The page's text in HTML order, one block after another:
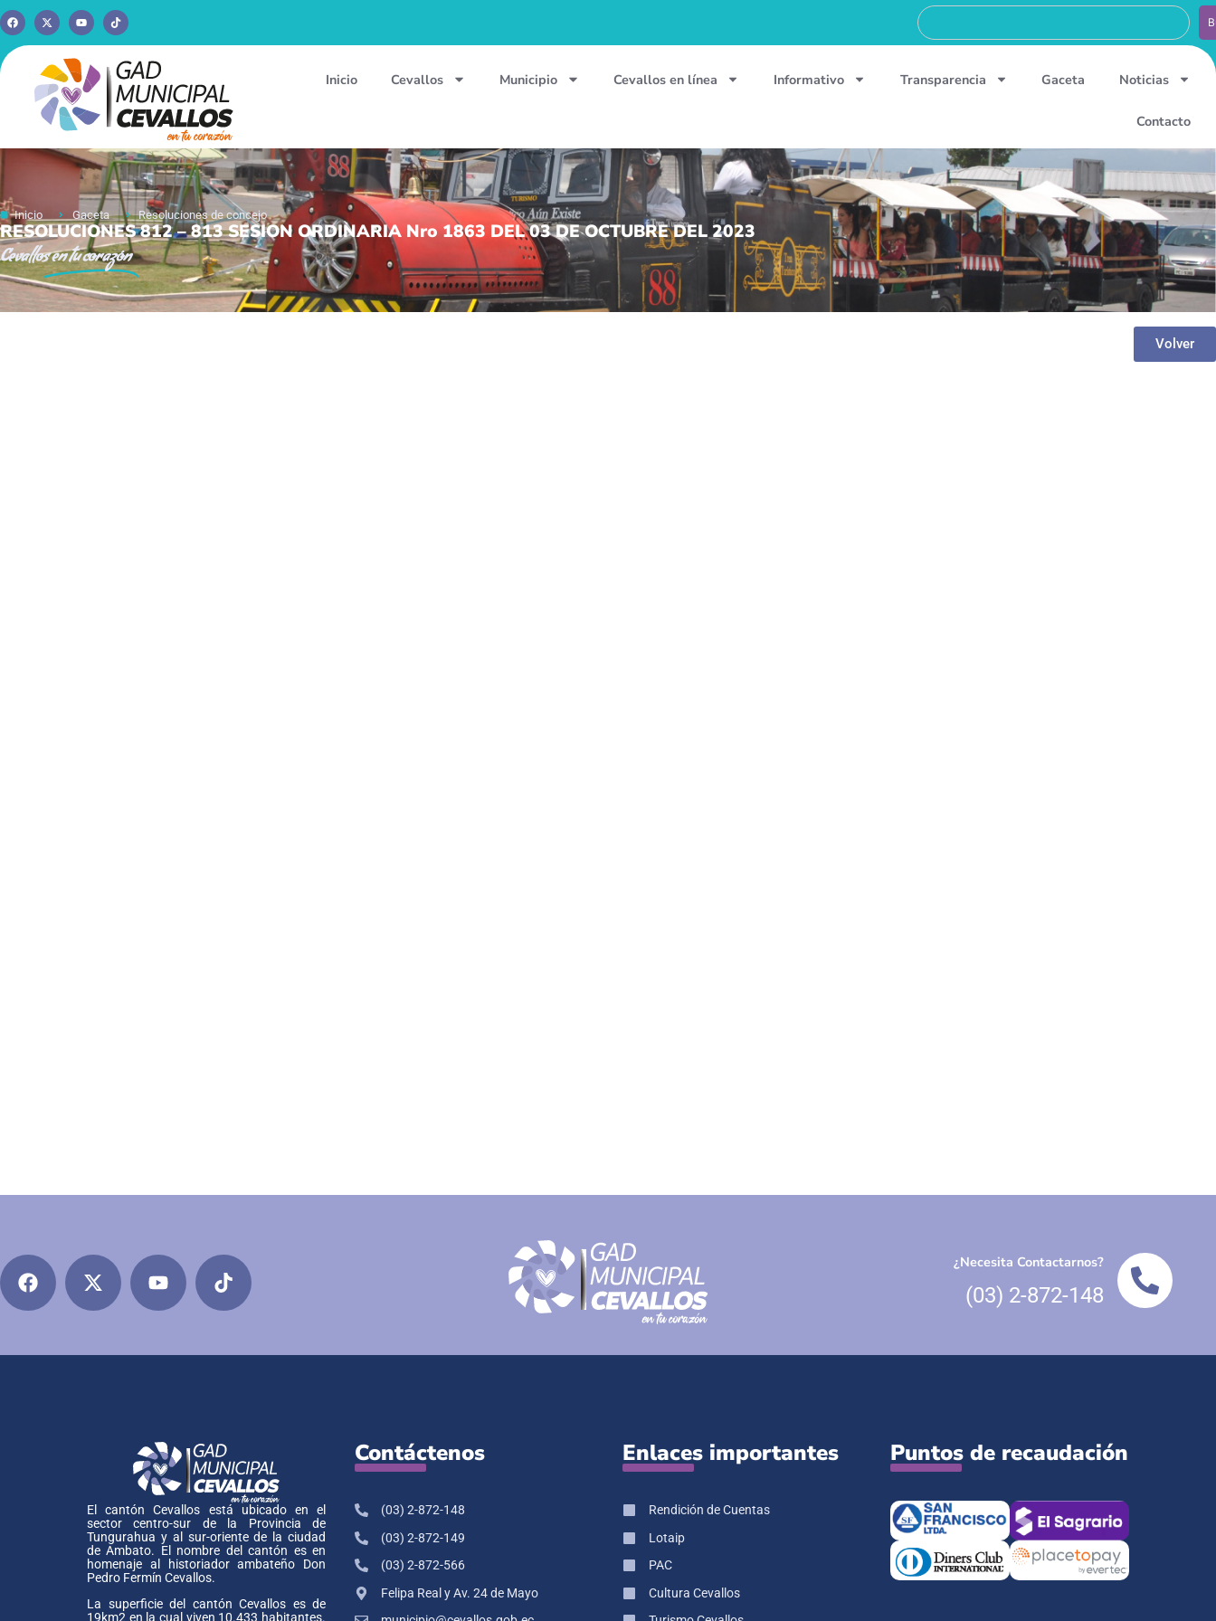
Inicio Cevallos Municipio Cevallos en línea Informativo Transparencia Gaceta Noticias
Contacto
Inicio Gaceta Resoluciones de concejo
RESOLUCIONES 812 – 813 SESION ORDINARIA Nro 1863 DEL 03 DE OCTUBRE DEL 2023
Cevallosen tu corazón
Volver
¿Necesita Contactarnos?
(03) 2-872-148
El cantón Cevallos está ubicado en el
sector centro-sur de la Provincia de
Tungurahua y al sur-oriente de la ciudad
de Ambato. El nombre del cantón es en
homenaje al historiador ambateño Don
Pedro Fermín Cevallos.
La superficie del cantón Cevallos es de
Contáctenos
(03) 2-872-148
(03) 2-872-149
(03) 2-872-566
Felipa Real y Av. 24 de Mayo
Enlaces importantes
Rendición de Cuentas
Lotaip
PAC
Cultura Cevallos
Puntos de recaudación